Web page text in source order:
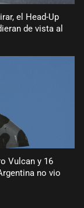
el Head-Up
de vista al
Vulcan y 16
no vio